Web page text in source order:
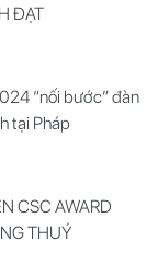
ĐẠT
“nối bước” đàn
tại Pháp
CSC AWARD
THUÝ